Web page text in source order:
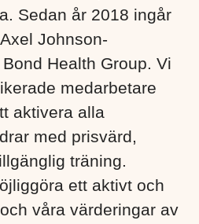
Sedan år 2018 ingår
Johnson-
Health Group. Vi
medarbetare
aktivera alla
med prisvärd,
träning.
ett aktivt och
våra värderingar av